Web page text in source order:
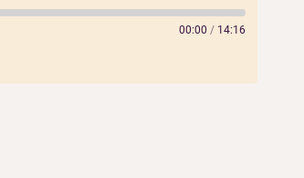
00:00 / 14:16